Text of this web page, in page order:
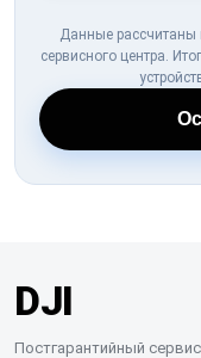
Данные рассчитаны
сервисного центра.
DJI
Постгарантийный